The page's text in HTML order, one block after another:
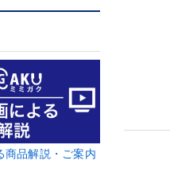
商品解説・ご案内